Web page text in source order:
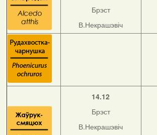
Брэст
В.Некрашэвіч
14.12
Брэст
В.Некрашэвіч